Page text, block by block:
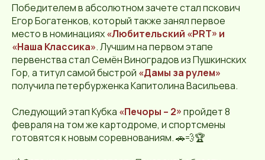
Победителем в абсолютном зачете стал пскович
Егор Богатенков, который также занял первое
место в номинациях«Любительский «PRT» и
«Наша Классика». Лучшим на первом этапе
первенства стал Семён Виноградов из Пушкинских
Гор, а титул самой быстрой «Дамы за рулем»
получила петербурженка Капитолина Васильева.
Следующий этап Кубка «Печоры – 2»пройдет 8
февраля на том же картодроме, и спортсмены
готовятся к новым соревнованиям. 🚗💨🏆